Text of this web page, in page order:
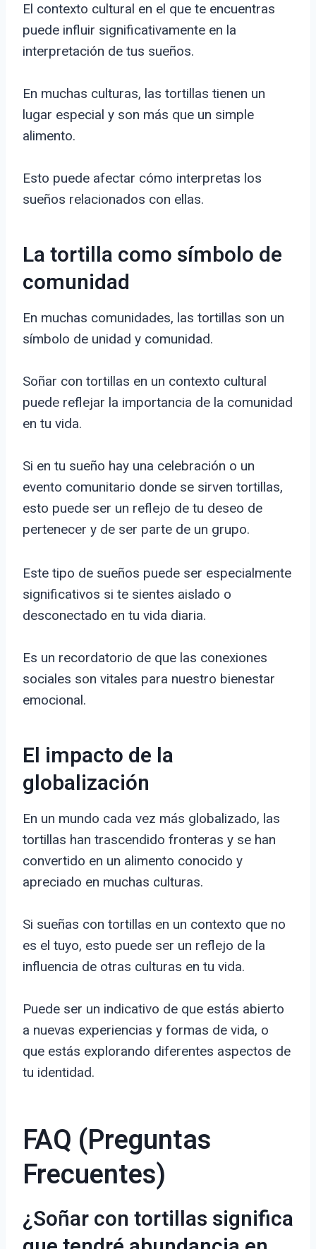
El contexto cultural en el que te encuentras
puede influir significativamente en la
interpretación de tus sueños.
En muchas culturas, las tortillas tienen un
lugar especial y son más que un simple
alimento.
Esto puede afectar cómo interpretas los
sueños relacionados con ellas.
La tortilla como símbolo de
comunidad
En muchas comunidades, las tortillas son un
símbolo de unidad y comunidad.
Soñar con tortillas en un contexto cultural
puede reflejar la importancia de la comunidad
en tu vida.
Si en tu sueño hay una celebración o un
evento comunitario donde se sirven tortillas,
esto puede ser un reflejo de tu deseo de
pertenecer y de ser parte de un grupo.
Este tipo de sueños puede ser especialmente
significativos si te sientes aislado o
desconectado en tu vida diaria.
Es un recordatorio de que las conexiones
sociales son vitales para nuestro bienestar
emocional.
El impacto de la
globalización
En un mundo cada vez más globalizado, las
tortillas han trascendido fronteras y se han
convertido en un alimento conocido y
apreciado en muchas culturas.
Si sueñas con tortillas en un contexto que no
es el tuyo, esto puede ser un reflejo de la
influencia de otras culturas en tu vida.
Puede ser un indicativo de que estás abierto
a nuevas experiencias y formas de vida, o
que estás explorando diferentes aspectos de
tu identidad.
FAQ (Preguntas
Frecuentes)
¿Soñar con tortillas significa